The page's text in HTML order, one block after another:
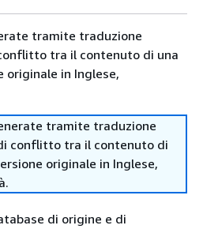
tramite traduzione
tra il contenuto di una
originale in Inglese,
tramite traduzione
conflitto tra il contenuto di
originale in Inglese,
di origine e di